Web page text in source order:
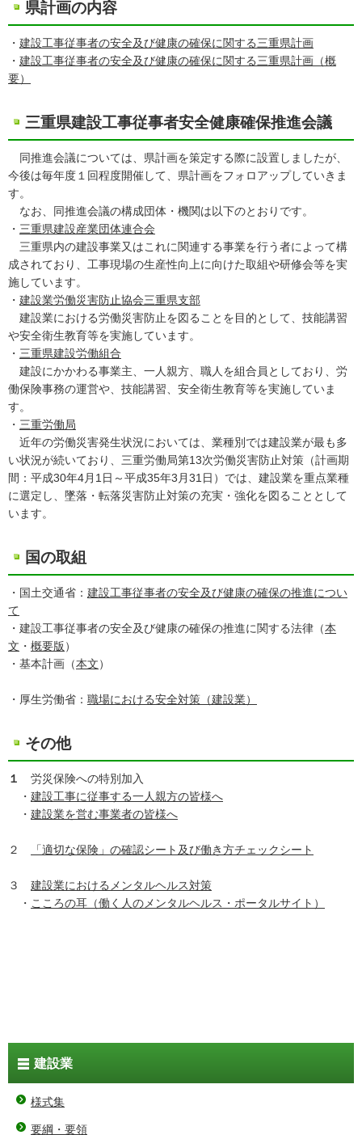
県計画の内容
・ 建設工事従事者の安全及び健康の確保に関する三重県計画
・ 建設工事従事者の安全及び健康の確保に関する三重県計画（概
要）
三重県建設工事従事者安全健康確保推進会議
同推進会議については、県計画を策定する際に設置しましたが、
今後は毎年度１回程度開催して、県計画をフォロアップしていきま
す。
なお、同推進会議の構成団体・機関は以下のとおりです。
・ 三重県建設産業団体連合会
三重県内の建設事業又はこれに関連する事業を行う者によって構
成されており、工事現場の生産性向上に向けた取組や研修会等を実
施しています。
・ 建設業労働災害防止協会三重県支部
建設業における労働災害防止を図ることを目的として、技能講習
や安全衛生教育等を実施しています。
・ 三重県建設労働組合
建設にかかわる事業主、一人親方、職人を組合員としており、労
働保険事務の運営や、技能講習、安全衛生教育等を実施していま
す。
・ 三重労働局
近年の労働災害発生状況においては、業種別では建設業が最も多
い状況が続いており、三重労働局第13次労働災害防止対策（計画期
間：平成30年4月1日～平成35年3月31日）では、建設業を重点業種
に選定し、墜落・転落災害防止対策の充実・強化を図ることとして
います。
国の取組
・国土交通省： 建設工事従事者の安全及び健康の確保の推進につい
て
・建設工事従事者の安全及び健康の確保の推進に関する法律（本
文 ・ 概要版）
・基本計画（本文）
・厚生労働省： 職場における安全対策（建設業）
その他
１ 労災保険への特別加入
・ 建設工事に従事する一人親方の皆様へ
・ 建設業を営む事業者の皆様へ
２ 「適切な保険」の確認シート及び働き方チェックシート
３ 建設業におけるメンタルヘルス対策
・ こころの耳（働く人のメンタルヘルス・ポータルサイト）
建設業
様式集
要綱・要領